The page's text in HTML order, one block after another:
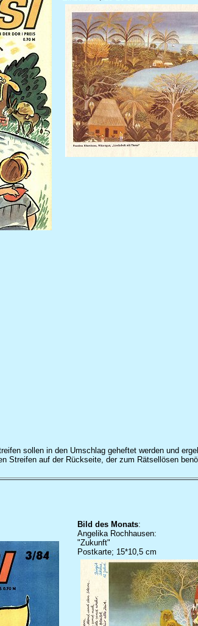
sollen in den Umschlag geheftet werden und
Streifen auf der Rückseite, der zum Rätsellösen
Bild des Monats:
Angelika Rochhausen:
"Zukunft"
Postkarte; 15*10,5 cm